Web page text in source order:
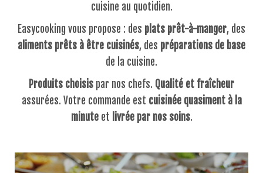
cuisine au quotidien.
Easycooking vous propose : des plats prêt-à-manger, des
aliments prêts à être cuisinés, des préparations de base
de la cuisine.
Produits choisis par nos chefs. Qualité et fraîcheur
assurées. Votre commande est cuisinée quasiment à la
minuteet livrée par nos soins.